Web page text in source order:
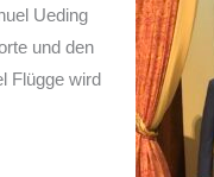
Ueding
und den
Flügge wird